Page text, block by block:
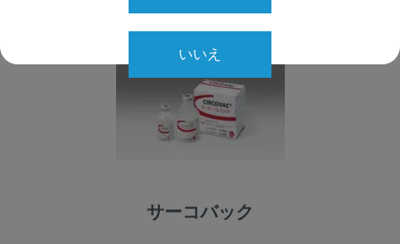
いいえ
サーコバック